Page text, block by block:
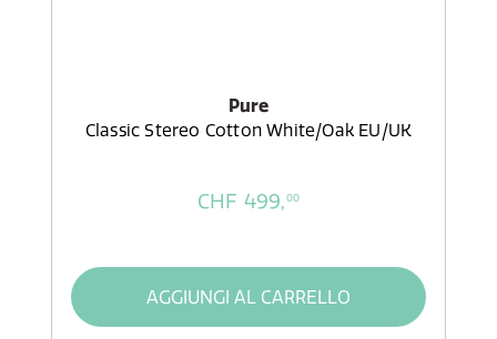
Pure
Classic Stereo Cotton White/Oak EU/UK
CHF 499,00
AGGIUNGI AL CARRELLO